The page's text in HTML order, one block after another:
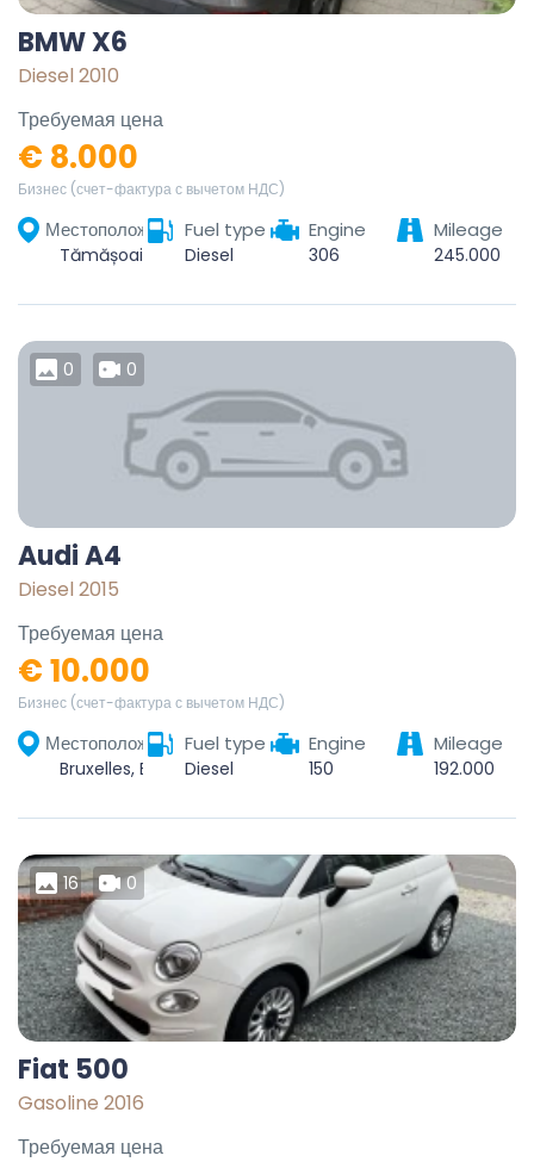
BMW X6
Diesel 2010
Требуемая цена
€ 8.000
Бизнес (счет-фактура с вычетом НДС)
МестоположениеFuel type
Diesel
Engine
306
Mileage
245.000
0 0
Audi A4
Diesel 2015
Требуемая цена
€ 10.000
Бизнес (счет-фактура с вычетом НДС)
МестоположениеFuel type
Diesel
Engine
150
Mileage
192.000
16 0
Fiat 500
Gasoline 2016
Требуемая цена